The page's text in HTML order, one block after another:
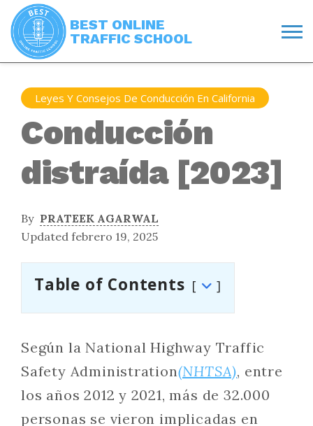
BEST ONLINE
TRAFFIC SCHOOL
Leyes Y Consejos De Conducción En California
Conducción
distraída [2023]
By PRATEEK AGARWAL
Updated febrero 19, 2025
Table of Contents
Según la National Highway Traffic
Safety Administration(NHTSA), entre
los años 2012 y 2021, más de 32.000
personas se vieron implicadas en